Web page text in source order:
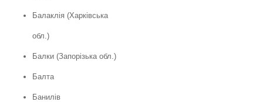
Балаклія (Харківська
обл.)
Балки (Запорізька обл.)
Балта
Банилів